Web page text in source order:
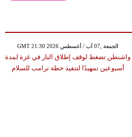
GMT 21:30 2026 الجمعة ,07 آب / أغسطس
واشنطن تضغط لوقف إطلاق النار في غزة لمدة
أسبوعين تمهيدًا لتنفيذ خطة ترامب للسلام